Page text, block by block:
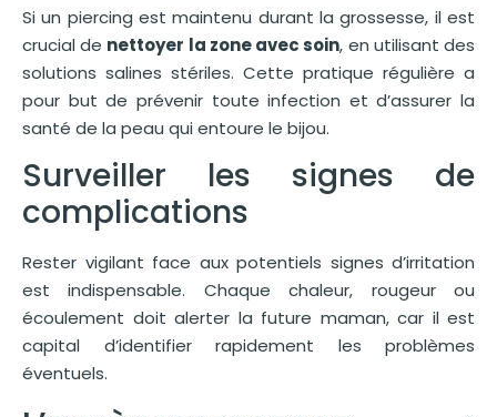
Si un piercing est maintenu durant la grossesse, il est
crucial de nettoyer la zone avec soin, en utilisant des
solutions salines stériles. Cette pratique régulière a
pour but de prévenir toute infection et d’assurer la
santé de la peau qui entoure le bijou.
Surveiller les signes de
complications
Rester vigilant face aux potentiels signes d’irritation
est indispensable. Chaque chaleur, rougeur ou
écoulement doit alerter la future maman, car il est
capital d’identifier rapidement les problèmes
éventuels.